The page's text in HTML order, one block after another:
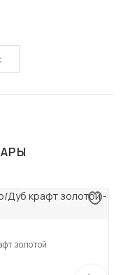
золотой